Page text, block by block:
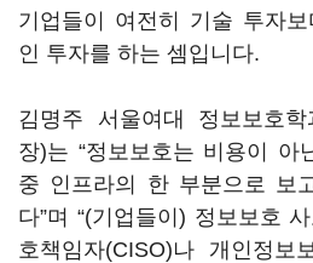
기업들이 여전히 기술 투자
인 투자를 하는 셈입니다.
김명주 서울여대 정보보호
장)는 “정보보호는 비용이 아
중 인프라의 한 부분으로 보
다”며 “(기업들이 ) 정보보호
호책임자(CISO)나 개인정보